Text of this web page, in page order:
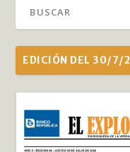
EDICIÓN DEL 30/7/